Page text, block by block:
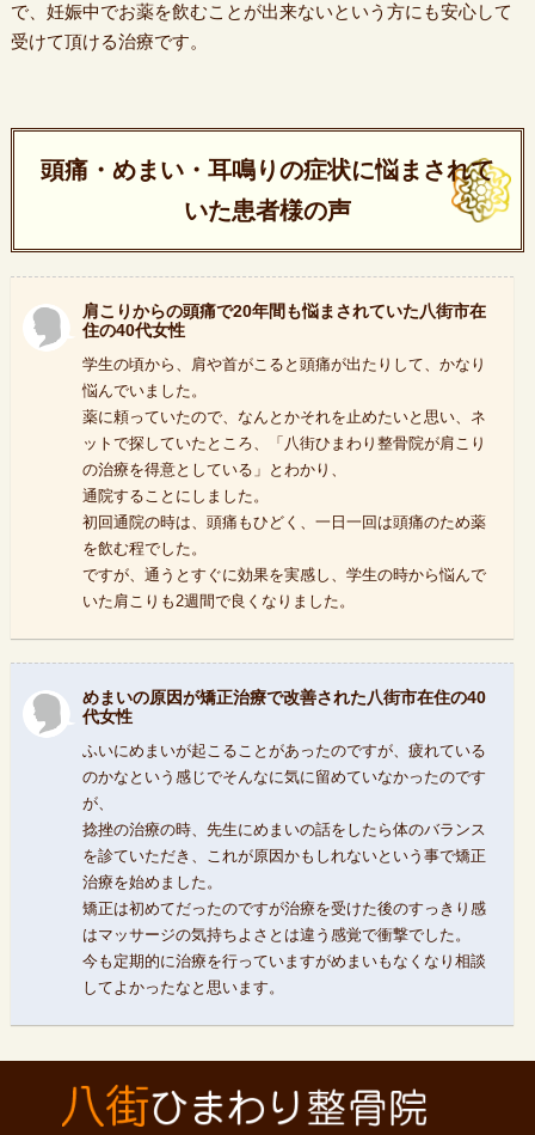
で、妊娠中でお薬を飲むことが出来ないという方にも安心して
受けて頂ける治療です。
頭痛・めまい・耳鳴りの症状に悩まされて
いた患者様の声
肩こりからの頭痛で20年間も悩まされていた八街市在
住の40代女性
学生の頃から、肩や首がこると頭痛が出たりして、かなり
悩んでいました。
薬に頼っていたので、なんとかそれを止めたいと思い、ネ
ットで探していたところ、「八街ひまわり整骨院が肩こり
の治療を得意としている」とわかり、
通院することにしました。
初回通院の時は、頭痛もひどく、一日一回は頭痛のため薬
を飲む程でした。
ですが、通うとすぐに効果を実感し、学生の時から悩んで
いた肩こりも2週間で良くなりました。
めまいの原因が矯正治療で改善された八街市在住の40
代女性
ふいにめまいが起こることがあったのですが、疲れている
のかなという感じでそんなに気に留めていなかったのです
が、
捻挫の治療の時、先生にめまいの話をしたら体のバランス
を診ていただき、これが原因かもしれないという事で矯正
治療を始めました。
矯正は初めてだったのですが治療を受けた後のすっきり感
はマッサージの気持ちよさとは違う感覚で衝撃でした。
今も定期的に治療を行っていますがめまいもなくなり相談
してよかったなと思います。